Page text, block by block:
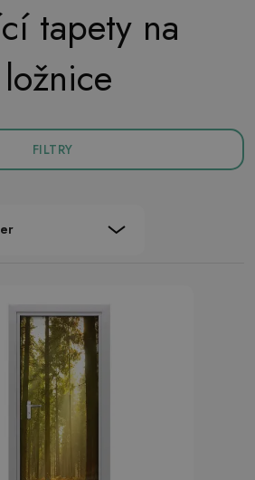
tapety na
FILTRY